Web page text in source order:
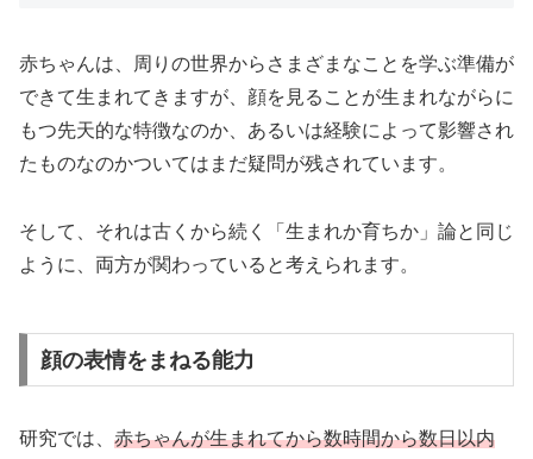
赤ちゃんは、周りの世界からさまざまなことを学ぶ準備が
できて生まれてきますが、顔を見ることが生まれながらに
もつ先天的な特徴なのか、あるいは経験によって影響され
たものなのかついてはまだ疑問が残されています。
そして、それは古くから続く「生まれか育ちか」論と同じ
ように、両方が関わっていると考えられます。
顔の表情をまねる能力
研究では、 赤ちゃんが生まれてから数時間から数日以内